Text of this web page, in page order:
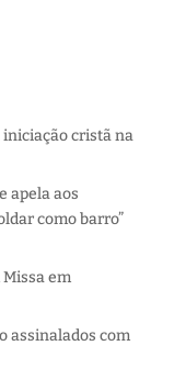
iniciação cristã na
apela aos
como barro”
Missa em
assinalados com